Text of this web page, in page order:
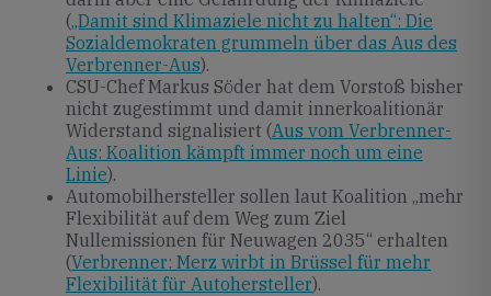
(„Damit sind Klimaziele nicht zu halten“: Die
Sozialdemokraten grummeln über das Aus des
Verbrenner-Aus).
CSU-Chef Markus Söder hat dem Vorstoß bisher
nicht zugestimmt und damit innerkoalitionär
Widerstand signalisiert (Aus vom Verbrenner-
Aus: Koalition kämpft immer noch um eine
Linie).
Automobilhersteller sollen laut Koalition „mehr
Flexibilität auf dem Weg zum Ziel
Nullemissionen für Neuwagen 2035“ erhalten
(Verbrenner: Merz wirbt in Brüssel für mehr
Flexibilität für Autohersteller).